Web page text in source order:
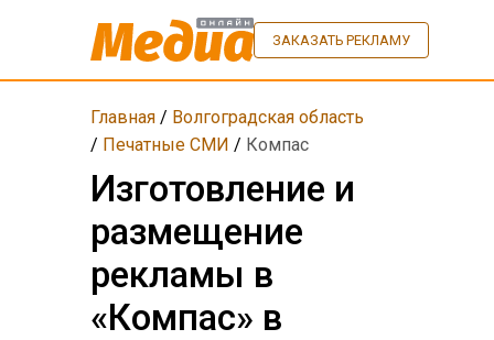
ЗАКАЗАТЬ РЕКЛАМУ
Главная / Волгоградская область
/ Печатные СМИ / Компас
Изготовление и
размещение
рекламы в
«Компас» в